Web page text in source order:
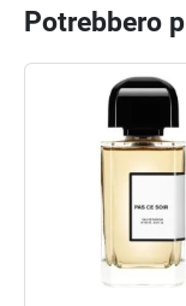
Potrebbero